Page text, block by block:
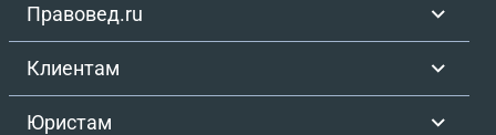
Правовед.ru
Клиентам
Юристам